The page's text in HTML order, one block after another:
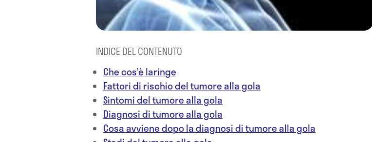
INDICE DEL CONTENUTO
Che cos’è laringe
Fattori di rischio del tumore alla gola
Sintomi del tumore alla gola
Diagnosi di tumore alla gola
Cosa avviene dopo la diagnosi di tumore alla gola